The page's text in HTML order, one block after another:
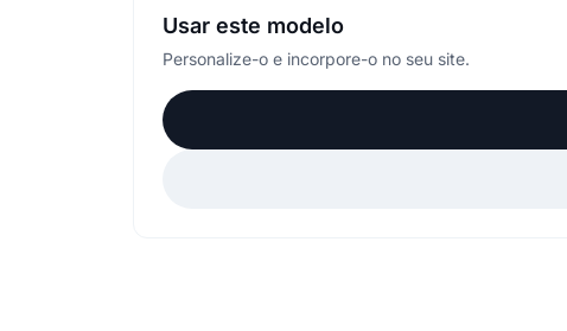
Usar este modelo
Personalize-o e incorpore-o no seu site.